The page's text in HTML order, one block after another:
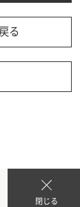
閉じる
る